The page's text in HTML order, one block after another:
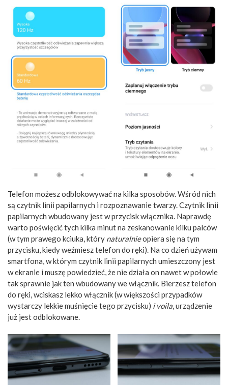
Telefon możesz odblokowywać na kilka sposobów. Wśród nich
są czytnik linii papilarnych i rozpoznawanie twarzy. Czytnik linii
papilarnych wbudowany jest w przycisk włącznika. Naprawdę
warto poświęcić tych kilka minut na zeskanowanie kilku palców
(w tym prawego kciuka, który naturalnieopiera się na tym
przycisku, kiedy weźmiesz telefon do ręki). Na co dzień używam
smartfona, w którym czytnik linii papilarnych umieszczony jest
w ekranie i muszę powiedzieć, że nie działa on nawet w połowie
tak sprawnie jak ten wbudowany we włącznik. Bierzesz telefon
do ręki, wciskasz lekko włącznik (w większości przypadków
wystarczy lekkie muśnięcie tego przycisku) i voila, urządzenie
już jest odblokowane.